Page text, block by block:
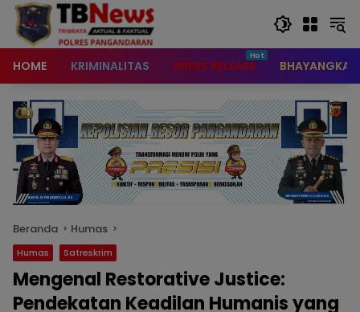
content
HOME KRIMINALITAS PRESS RELEASE BHAYANGKARI
Beranda Humas
Humas Satreskrim
Mengenal Restorative Justice:
Pendekatan Keadilan Humanis yang